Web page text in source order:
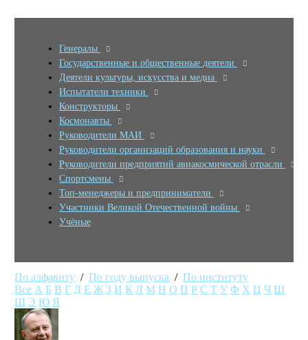
Генералы
Государственные и общественные деятели
Деятели культуры, искусства и медиа
Испытатели техники
Конструкторы
Космонавты
Руководители МАИ
Руководители организаций образования и науки
Руководители предприятий авиакосмической отрасли
Спортсмены
Топ-менеджеры и предприниматели
Участники Великой Отечественной войны
Учёные
По алфавиту /По году выпуска /По институту
Все А Б В Г Д Е Ж З И К Л М Н О П Р С Т У Ф Х Ц Ч Ш
Щ Э Ю Я